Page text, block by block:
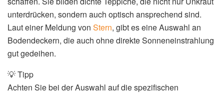
unterdrücken, sondern auch optisch ansprechend sind.
Laut einer Meldung von Stern, gibt es eine Auswahl an
Bodendeckern, die auch ohne direkte Sonneneinstrahlung
gut gedeihen.
💡 Tipp
Achten Sie bei der Auswahl auf die spezifischen